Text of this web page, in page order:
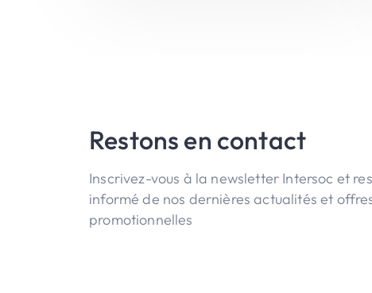
Restons en contact
Inscrivez-vous à la newsletter Intersoc et
informé de nos dernières actualités et
promotionnelles